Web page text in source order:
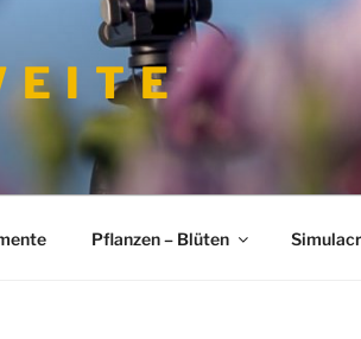
E I T E
Pflanzen – Blüten